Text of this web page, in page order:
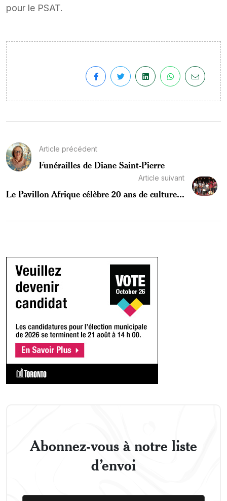
pour le PSAT.
Article précédent
Funérailles de Diane Saint-Pierre
Article suivant
Le Pavillon Afrique célèbre 20 ans de culture...
Abonnez-vous à notre liste
d’envoi